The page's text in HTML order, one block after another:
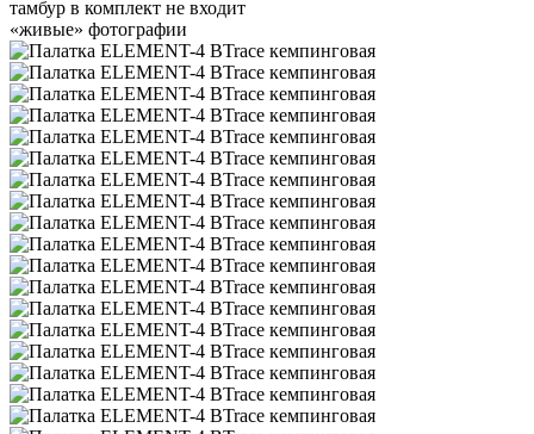
тамбур в комплект не входит
«живые» фотографии